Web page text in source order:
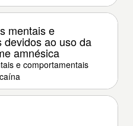
mentais e
ao uso da
amnésica
e comportamentais